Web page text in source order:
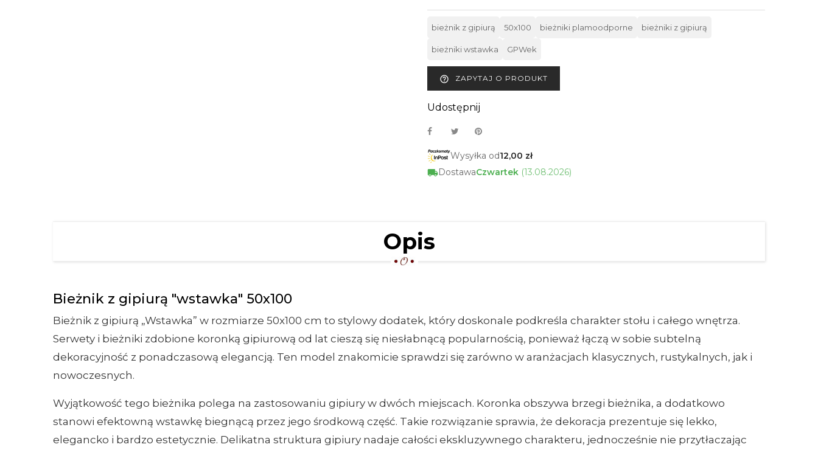
bieżnik z gipiurą 50x100 bieżniki plamoodporne bieżniki z gipiurą
bieżniki wstawka GPWek
help_outline ZAPYTAJ O PRODUKT
Udostępnij
Wysyłka od12,00 zł
DostawaCzwartek (13.08.2026)
Opis
Bieżnik z gipiurą "wstawka" 50x100
Bieżnik z gipiurą „Wstawka” w rozmiarze 50x100 cm to stylowy dodatek, który doskonale podkreśla charakter stołu i całego wnętrza.
Serwety i bieżniki zdobione koronką gipiurową od lat cieszą się niesłabnącą popularnością, ponieważ łączą w sobie subtelną
dekoracyjność z ponadczasową elegancją. Ten model znakomicie sprawdzi się zarówno w aranżacjach klasycznych, rustykalnych, jak i
nowoczesnych.
Wyjątkowość tego bieżnika polega na zastosowaniu gipiury w dwóch miejscach. Koronka obszywa brzegi bieżnika, a dodatkowo
stanowi efektowną wstawkę biegnącą przez jego środkową część. Takie rozwiązanie sprawia, że dekoracja prezentuje się lekko,
elegancko i bardzo estetycznie. Delikatna struktura gipiury nadaje całości ekskluzywnego charakteru, jednocześnie nie przytłaczając